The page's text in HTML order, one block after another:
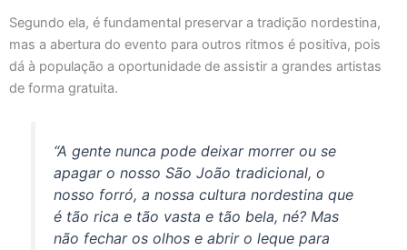
Segundo ela, é fundamental preservar a tradição nordestina,
mas a abertura do evento para outros ritmos é positiva, pois
dá à população a oportunidade de assistir a grandes artistas
de forma gratuita.
“A gente nunca pode deixar morrer ou se
apagar o nosso São João tradicional, o
nosso forró, a nossa cultura nordestina que
é tão rica e tão vasta e tão bela, né? Mas
não fechar os olhos e abrir o leque para